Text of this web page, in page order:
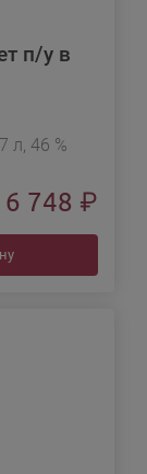
п/у в
л, 46 %
748 ₽